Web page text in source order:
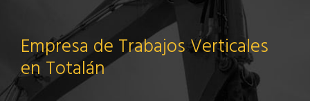
Empresa de Trabajos Verticales
en Totalán